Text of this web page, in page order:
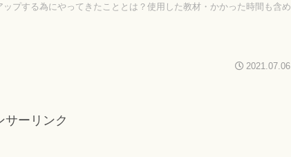
プする為にやってきたこととは？使用した教材・かかった時間も含め
2021.07.06
サーリンク